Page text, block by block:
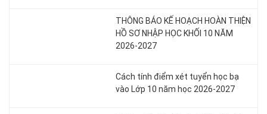
THÔNG BÁO KẾ HOẠCH HOÀN THIỆN
HỒ SƠ NHẬP HỌC KHỐI 10 NĂM
2026-2027
Cách tính điểm xét tuyển học bạ
vào Lớp 10 năm học 2026-2027